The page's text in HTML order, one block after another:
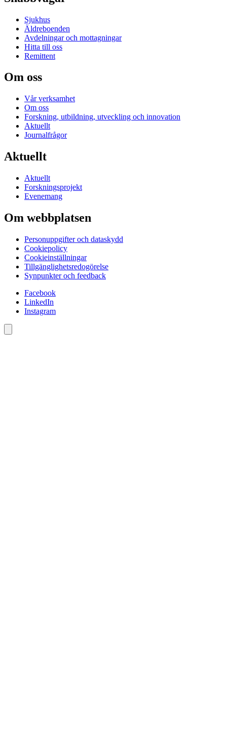
Sjukhus
Äldreboenden
Avdelningar och mottagningar
Hitta till oss
Remittent
Om oss
Vår verksamhet
Om oss
Forskning, utbildning, utveckling och innovation
Aktuellt
Journalfrågor
Aktuellt
Aktuellt
Forskningsprojekt
Evenemang
Om webbplatsen
Personuppgifter och dataskydd
Cookiepolicy
Cookieinställningar
Tillgänglighetsredogörelse
Synpunkter och feedback
Facebook
LinkedIn
Instagram